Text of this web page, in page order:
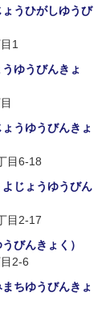
うひがしゆうび
1
ゆうびんきょ
うゆうびんきょ
目6-18
じょうゆうびん
目2-17
びんきょく）
2-6
ちゆうびんきょ